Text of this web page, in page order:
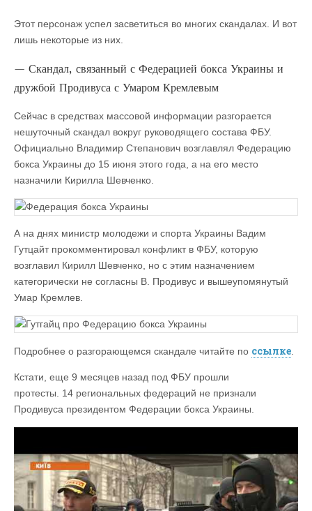
Этот персонаж успел засветиться во многих скандалах. И вот
лишь некоторые из них.
— Скандал, связанный с Федерацией бокса Украины и
дружбой Продивуса с Умаром Кремлевым
Сейчас в средствах массовой информации разгорается
нешуточный скандал вокруг руководящего состава ФБУ.
Официально Владимир Степанович возглавлял Федерацию
бокса Украины до 15 июня этого года, а на его место
назначили Кирилла Шевченко.
А на днях министр молодежи и спорта Украины Вадим
Гутцайт прокомментировал конфликт в ФБУ, которую
возглавил Кирилл Шевченко, но с этим назначением
категорически не согласны В. Продивус и вышеупомянутый
Умар Кремлев.
Подробнее о разгорающемся скандале читайте по ссылке.
Кстати, еще 9 месяцев назад под ФБУ прошли
протесты. 14 региональных федераций не признали
Продивуса президентом Федерации бокса Украины.